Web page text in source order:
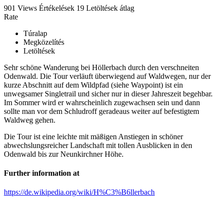
901 Views Értékelések 19 Letöltések átlag
Rate
Túralap
Megközelítés
Letöltések
Sehr schöne Wanderung bei Höllerbach durch den verschneiten
Odenwald. Die Tour verläuft überwiegend auf Waldwegen, nur der
kurze Abschnitt auf dem Wildpfad (siehe Waypoint) ist ein
unwegsamer Singletrail und sicher nur in dieser Jahreszeit begehbar.
Im Sommer wird er wahrscheinlich zugewachsen sein und dann
sollte man vor dem Schludroff geradeaus weiter auf befestigtem
Waldweg gehen.
Die Tour ist eine leichte mit mäßigen Anstiegen in schöner
abwechslungsreicher Landschaft mit tollen Ausblicken in den
Odenwald bis zur Neunkirchner Höhe.
Further information at
https://de.wikipedia.org/wiki/H%C3%B6llerbach